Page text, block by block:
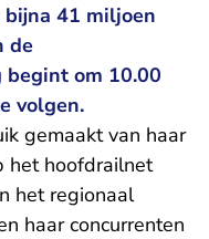
bijna 41 miljoen
de
om 10.00
volgen.
gemaakt van haar
het hoofdrailnet
het regionaal
haar concurrenten